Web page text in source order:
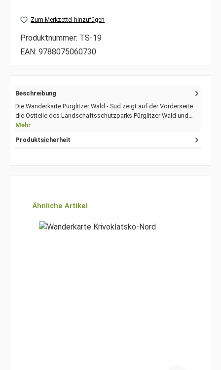
Zum Merkzettel hinzufügen
Produktnummer: TS-19
EAN: 9788075060730
Beschreibung
Die Wanderkarte Pürglitzer Wald - Süd zeigt auf der Vorderseite
die Ostteile des Landschaftsschutzparks Pürglitzer Wald und…
Mehr
Produktsicherheit
Produktgalerie überspringen
Ähnliche Artikel